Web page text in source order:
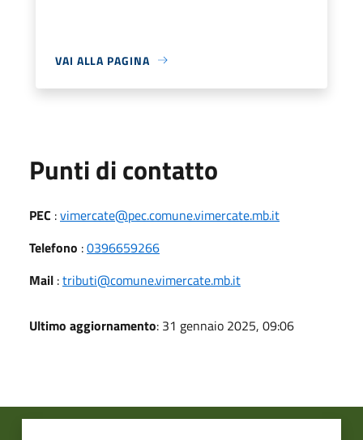
VAI ALLA PAGINA
Punti di contatto
PEC :vimercate@pec.comune.vimercate.mb.it
Telefono :0396659266
Mail :tributi@comune.vimercate.mb.it
Ultimo aggiornamento: 31 gennaio 2025, 09:06